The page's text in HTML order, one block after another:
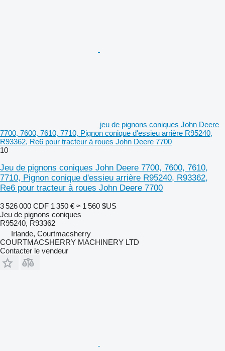
jeu de pignons coniques John Deere
7700, 7600, 7610, 7710, Pignon conique d'essieu arrière R95240,
R93362, Re6 pour tracteur à roues John Deere 7700
10
Jeu de pignons coniques John Deere 7700, 7600, 7610,
7710, Pignon conique d'essieu arrière R95240, R93362,
Re6 pour tracteur à roues John Deere 7700
3 526 000 CDF 1 350 € ≈ 1 560 $US
Jeu de pignons coniques
R95240, R93362
Irlande, Courtmacsherry
COURTMACSHERRY MACHINERY LTD
Contacter le vendeur